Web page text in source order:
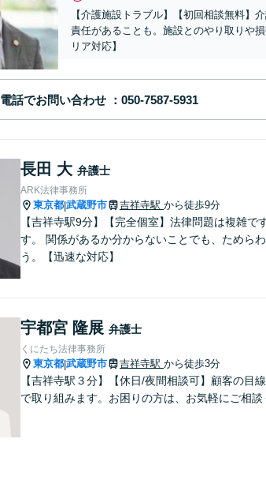
【介護施設トラブル】【初回相談無料】
責任があることも。施設とのやり取りや
リア対応】
電話でお問い合わせ
長田 大 弁護士
ARK法律事務所
東京都|武蔵野市 吉祥寺駅 から徒歩9分
【吉祥寺駅9分】【完全個室】法律問題は複雑
す。 関係があるか分からないことでも、ためら
う。【迅速な対応】
宇都宮 隆展 弁護士
くにたち法律事務所
東京都|武蔵野市 吉祥寺駅 から徒歩3分
【吉祥寺駅３分】【休日/夜間相談可】顧客の目
で取り組みます。お困りの方は、お気軽にご相談